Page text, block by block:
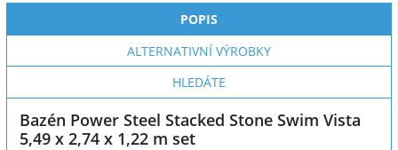
POPIS
ALTERNATIVNÍ VÝROBKY
HLEDÁTE
Bazén Power Steel Stacked Stone Swim Vista
5,49 x 2,74 x 1,22 m set